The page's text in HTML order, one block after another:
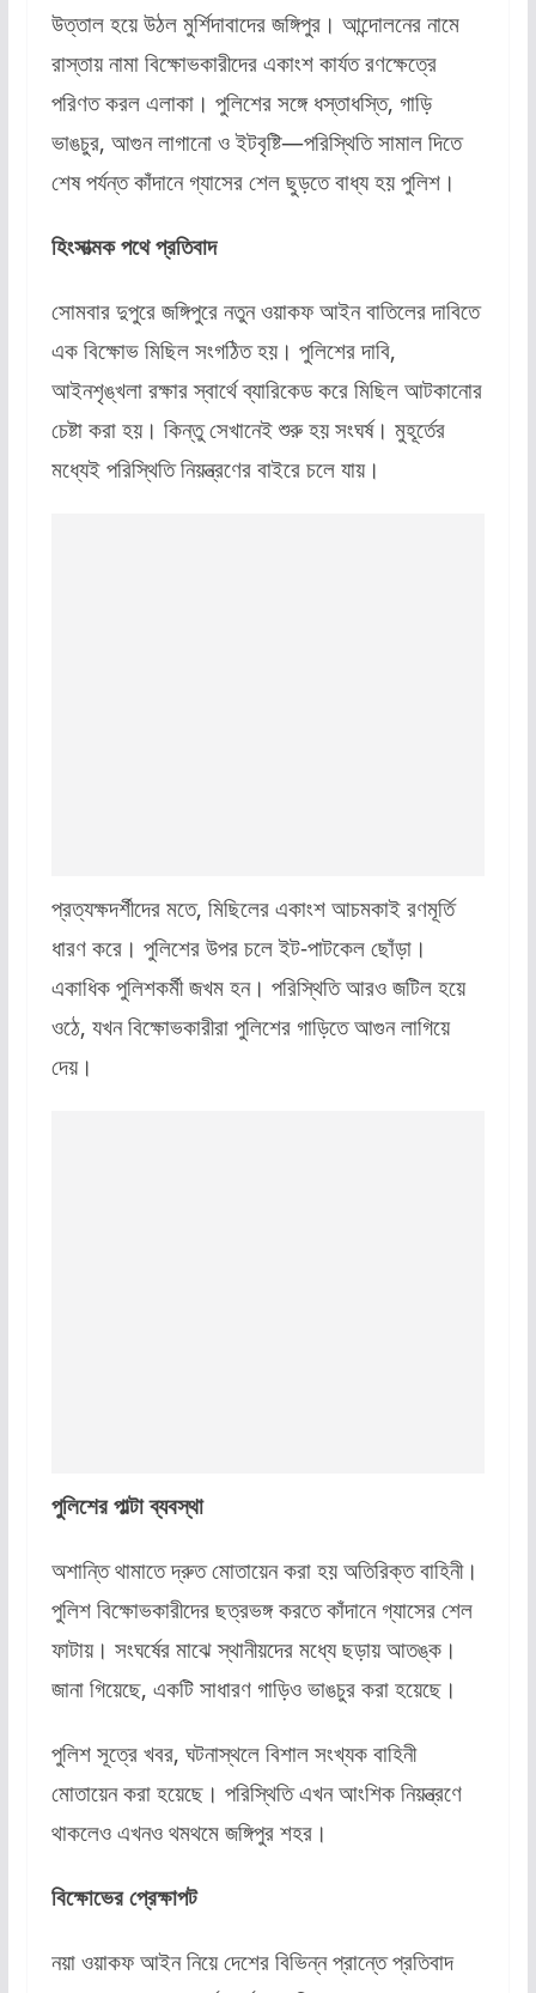
উত্তাল হয়ে উঠল মুর্শিদাবাদের জঙ্গিপুর। আন্দোলনের নামে
রাস্তায় নামা বিক্ষোভকারীদের একাংশ কার্যত রণক্ষেত্রে
পরিণত করল এলাকা। পুলিশের সঙ্গে ধস্তাধস্তি, গাড়ি
ভাঙচুর, আগুন লাগানো ও ইটবৃষ্টি—পরিস্থিতি সামাল দিতে
শেষ পর্যন্ত কাঁদানে গ্যাসের শেল ছুড়তে বাধ্য হয় পুলিশ।
হিংসাত্মক পথে প্রতিবাদ
সোমবার দুপুরে জঙ্গিপুরে নতুন ওয়াকফ আইন বাতিলের দাবিতে
এক বিক্ষোভ মিছিল সংগঠিত হয়। পুলিশের দাবি,
আইনশৃঙ্খলা রক্ষার স্বার্থে ব্যারিকেড করে মিছিল আটকানোর
চেষ্টা করা হয়। কিন্তু সেখানেই শুরু হয় সংঘর্ষ। মুহূর্তের
মধ্যেই পরিস্থিতি নিয়ন্ত্রণের বাইরে চলে যায়।
প্রত্যক্ষদর্শীদের মতে, মিছিলের একাংশ আচমকাই রণমূর্তি
ধারণ করে। পুলিশের উপর চলে ইট-পাটকেল ছোঁড়া।
একাধিক পুলিশকর্মী জখম হন। পরিস্থিতি আরও জটিল হয়ে
ওঠে, যখন বিক্ষোভকারীরা পুলিশের গাড়িতে আগুন লাগিয়ে
দেয়।
পুলিশের পাল্টা ব্যবস্থা
অশান্তি থামাতে দ্রুত মোতায়েন করা হয় অতিরিক্ত বাহিনী।
পুলিশ বিক্ষোভকারীদের ছত্রভঙ্গ করতে কাঁদানে গ্যাসের শেল
ফাটায়। সংঘর্ষের মাঝে স্থানীয়দের মধ্যে ছড়ায় আতঙ্ক।
জানা গিয়েছে, একটি সাধারণ গাড়িও ভাঙচুর করা হয়েছে।
পুলিশ সূত্রে খবর, ঘটনাস্থলে বিশাল সংখ্যক বাহিনী
মোতায়েন করা হয়েছে। পরিস্থিতি এখন আংশিক নিয়ন্ত্রণে
থাকলেও এখনও থমথমে জঙ্গিপুর শহর।
বিক্ষোভের প্রেক্ষাপট
নয়া ওয়াকফ আইন নিয়ে দেশের বিভিন্ন প্রান্তে প্রতিবাদ